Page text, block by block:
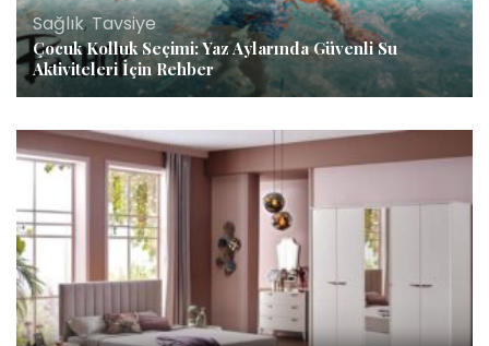
Sağlık,Tavsiye
Çocuk Kolluk Seçimi: Yaz Aylarında Güvenli Su
Aktiviteleri İçin Rehber